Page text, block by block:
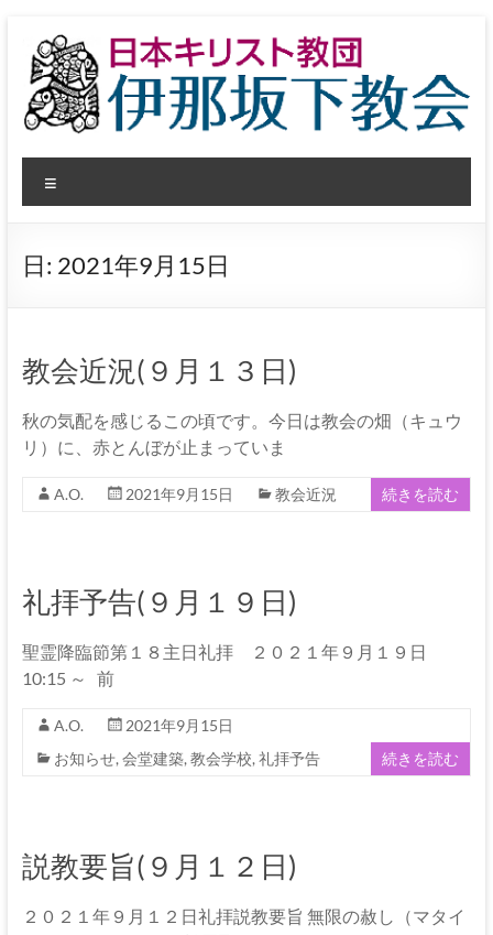
ス
ッ
日
本
キ
リ
ト
教
団
伊
坂
下
教
会
イ
リ
ス
ト
ニ
ー
日: 2021年9月15日
教会近況(９月１３日)
秋の気配を感じるこの頃です。今日は教会の畑（キュウ
リ）に、赤とんぼが止まっていま
A.O. 2021年9月15日 教会近況 続きを読む
礼拝予告(９月１９日)
聖霊降臨節第１８主日礼拝 ２０２１年９月１９日
10:15 ～ 前
A.O.
2021年9月15日
お知らせ, 会堂建築, 教会学校, 礼拝予告 続きを読む
説教要旨(９月１２日)
２０２１年９月１２日礼拝説教要旨 無限の赦し（マタイ